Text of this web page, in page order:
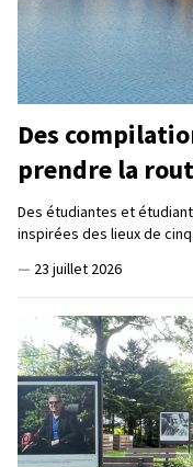
Des
prendre la
Des étudiantes et
inspirées des lieux de
— 23 juillet 2026